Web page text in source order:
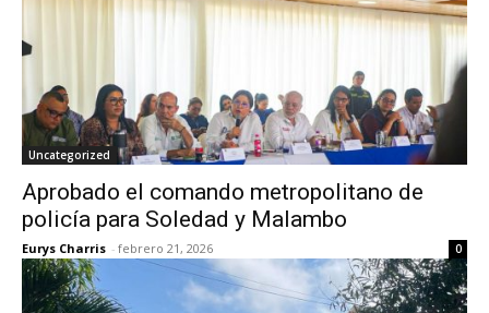
Uncategorized
Aprobado el comando metropolitano de
policía para Soledad y Malambo
Eurys Charris - febrero 21, 2026 0